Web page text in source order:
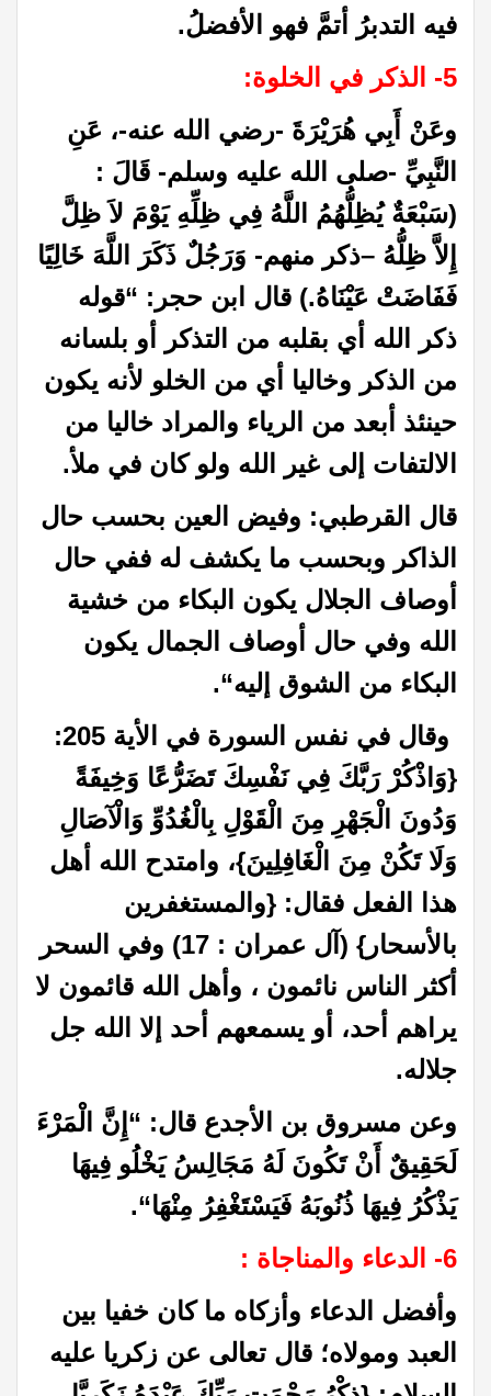
فيه التدبرُ أتمَّ فهو الأفضلُ.
5-
الذكر في الخلوة:
وعَنْ أَبِي هُرَيْرَةَ -رضي الله عنه-، عَنِ
النَّبِيِّ -صلى الله عليه وسلم- قَالَ :
(سَبْعَةٌ يُظِلُّهُمُ اللَّهُ فِي ظِلِّهِ يَوْمَ لاَ ظِلَّ
إِلاَّ ظِلُّهُ –ذكر منهم- وَرَجُلٌ ذَكَرَ اللَّهَ خَالِيًا
فَفَاضَتْ عَيْنَاهُ.) قال ابن حجر: “قوله
ذكر الله أي بقلبه من التذكر أو بلسانه
من الذكر وخاليا أي من الخلو لأنه يكون
حينئذ أبعد من الرياء والمراد خاليا من
الالتفات إلى غير الله ولو كان في ملأ.
قال القرطبي: وفيض العين بحسب حال
الذاكر وبحسب ما يكشف له ففي حال
أوصاف الجلال يكون البكاء من خشية
الله وفي حال أوصاف الجمال يكون
البكاء من الشوق إليه“
.
وقال في نفس السورة في الأية 205:
{وَاذْكُرْ رَبَّكَ فِي نَفْسِكَ تَضَرُّعًا وَخِيفَةً
وَدُونَ الْجَهْرِ مِنَ الْقَوْلِ بِالْغُدُوِّ وَالْآصَالِ
وَلَا تَكُنْ مِنَ الْغَافِلِينَ}، وامتدح الله أهل
هذا الفعل فقال: {والمستغفرين
بالأسحار} (آل عمران : 17) وفي السحر
أكثر الناس نائمون ، وأهل الله قائمون لا
يراهم أحد، أو يسمعهم أحد إلا الله جل
جلاله.
وعن مسروق بن الأجدع قال: “إِنَّ الْمَرْءَ
لَحَقِيقٌ أَنْ تَكُونَ لَهُ مَجَالِسُ يَخْلُو فِيهَا
يَذْكُرُ فِيهَا ذُنُوبَهُ فَيَسْتَغْفِرُ مِنْهَا“.
6- الدعاء والمناجاة :
وأفضل الدعاء وأزكاه ما كان خفيا بين
العبد ومولاه؛ قال تعالى عن زكريا عليه